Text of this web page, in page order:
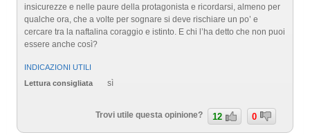
insicurezze e nelle paure della protagonista e ricordarsi, almeno per
qualche ora, che a volte per sognare si deve rischiare un po’ e
cercare tra la naftalina coraggio e istinto. E chi l’ha detto che non puoi
essere anche così?
INDICAZIONI UTILI
Lettura consigliata
sì
Trovi utile questa opinione? 12 0